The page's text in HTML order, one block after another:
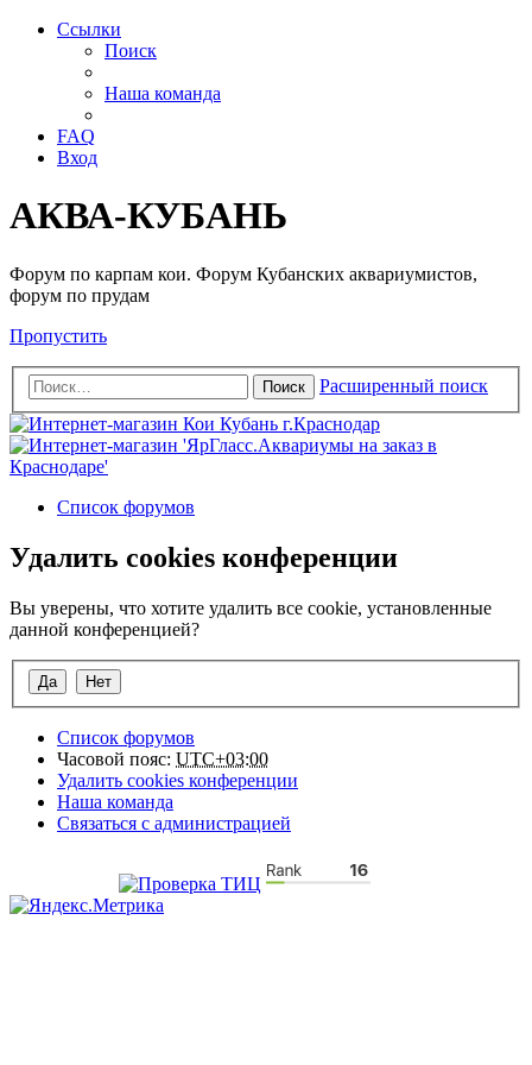
Ссылки
Поиск
Наша команда
FAQ
Вход
АКВА-КУБАНЬ
Форум по карпам кои. Форум Кубанских аквариумистов,
форум по прудам
Пропустить
Поиск Расширенный поиск
Список форумов
Удалить cookies конференции
Вы уверены, что хотите удалить все cookie, установленные
данной конференцией?
Список форумов
Часовой пояс: UTC+03:00
Удалить cookies конференции
Наша команда
Связаться с администрацией